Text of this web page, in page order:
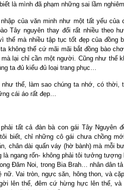
là mình đã phạm những sai lầm
của văn minh như một tất yếu của
Tây nguyên thay đổi rất nhiều theo
thế mà nhiều tập tục tốt đẹp của đồng
ta không thể cứ mãi mãi bắt đồng bào
mà lại chỉ cần một người. Cũng như thế
ta đủ kiểu đủ loại trang phục…
như thế, làm sao chúng ta nhớ, có
cái áo rất đẹp…
phải tất cả đàn bà con gái Tây
biết, chỉ những cô gái chưa chồng
chân dài quấn váy (hờ bành) mà mỗi
là ngang rốn- không phải tôi tưởng
Đăm Noi, trong Bia Brah… nhân dân
nữ. Vai tròn, ngực săn, hông thon, và
lên thế, đêm cứ hừng hực lên thế,